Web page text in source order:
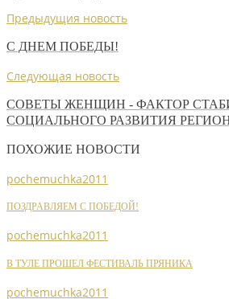
Предыдущия новость
С ДНЕМ ПОБЕДЫ!
Следующая новость
СОВЕТЫ ЖЕНЩИН - ФАКТОР
СОЦИАЛЬНОГО РАЗВИТИЯ
ПОХОЖИЕ НОВОСТИ
pochemuchka2011
ПОЗДРАВЛЯЕМ С ПОБЕДОЙ!
pochemuchka2011
В ТУЛЕ ПРОШЕЛ ФЕСТИВАЛЬ ПРЯНИКА
pochemuchka2011